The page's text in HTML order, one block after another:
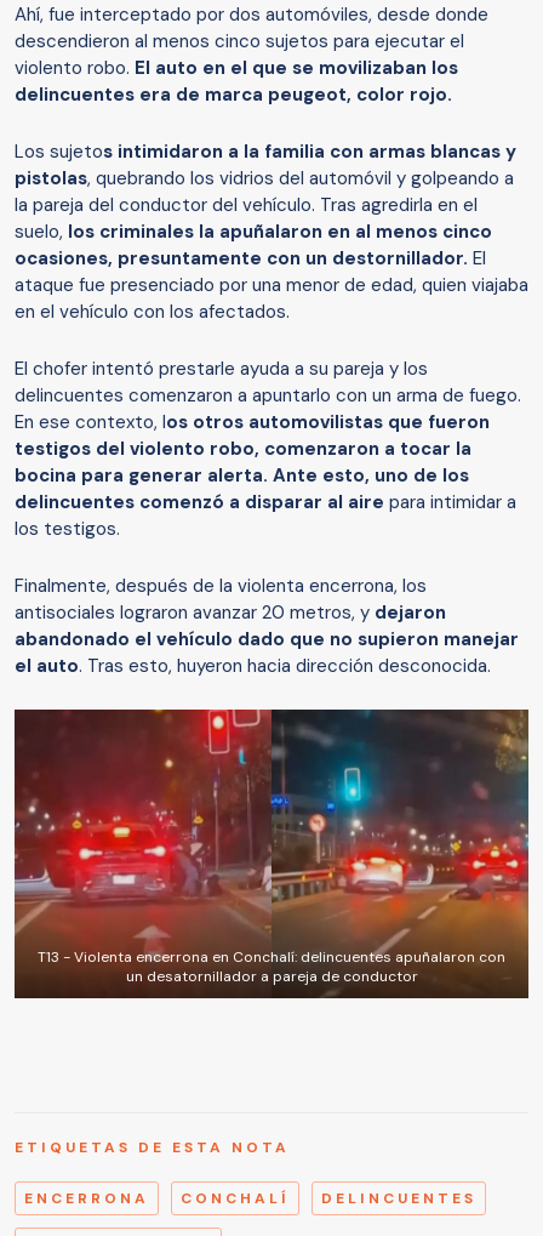
Ahí, fue interceptado por dos automóviles, desde donde
descendieron al menos cinco sujetos para ejecutar el
violento robo. El auto en el que se movilizaban los
delincuentes era de marca peugeot, color rojo.
Los sujetos intimidaron a la familia con armas blancas y
pistolas, quebrando los vidrios del automóvil y golpeando a
la pareja del conductor del vehículo. Tras agredirla en el
suelo, los criminales la apuñalaron en al menos cinco
ocasiones, presuntamente con un destornillador. El
ataque fue presenciado por una menor de edad, quien viajaba
en el vehículo con los afectados.
El chofer intentó prestarle ayuda a su pareja y los
delincuentes comenzaron a apuntarlo con un arma de fuego.
En ese contexto, los otros automovilistas que fueron
testigos del violento robo, comenzaron a tocar la
bocina para generar alerta. Ante esto, uno de los
delincuentes comenzó a disparar al aire para intimidar a
los testigos.
Finalmente, después de la violenta encerrona, los
antisociales lograron avanzar 20 metros, y dejaron
abandonado el vehículo dado que no supieron manejar
el auto. Tras esto, huyeron hacia dirección desconocida.
T13 - Violenta encerrona en Conchalí: delincuentes apuñalaron con
un desatornillador a pareja de conductor
ETIQUETAS DE ESTA NOTA
ENCERRONA CONCHALÍ DELINCUENTES